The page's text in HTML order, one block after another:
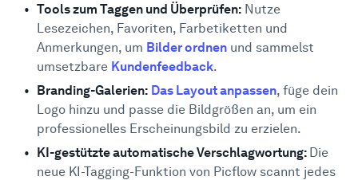
Tools zum Taggen und Überprüfen: Nutze
Lesezeichen, Favoriten, Farbetiketten und
Anmerkungen, um Bilder ordnen und sammelst
umsetzbare Kundenfeedback.
Branding-Galerien: Das Layout anpassen, füge dein
Logo hinzu und passe die Bildgrößen an, um ein
professionelles Erscheinungsbild zu erzielen.
KI-gestützte automatische Verschlagwortung: Die
neue KI-Tagging-Funktion von Picflow scannt jedes